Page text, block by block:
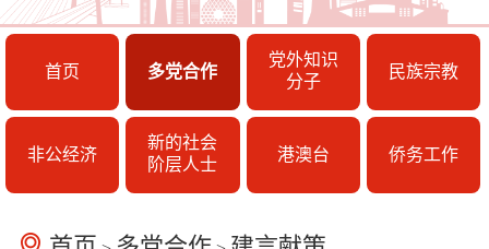
首页 多党合作
党外知识
分子
民族宗教
非公经济
新的社会
阶层人士
港澳台 侨务工作